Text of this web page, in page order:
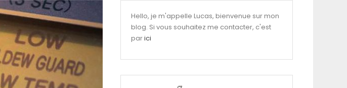
Hello, je m'appelle Lucas, bienvenue sur mon
blog. Si vous souhaitez me contacter, c'est
parici